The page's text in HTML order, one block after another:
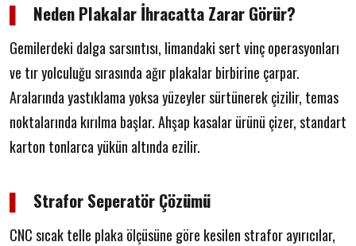
▌ Neden Plakalar İhracatta Zarar Görür?
Gemilerdeki dalga sarsıntısı, limandaki sert vinç operasyonları
ve tır yolculuğu sırasında ağır plakalar birbirine çarpar.
Aralarında yastıklama yoksa yüzeyler sürtünerek çizilir, temas
noktalarında kırılma başlar. Ahşap kasalar ürünü çizer, standart
karton tonlarca yükün altında ezilir.
▌ Strafor Seperatör Çözümü
CNC sıcak telle plaka ölçüsüne göre kesilen strafor ayırıcılar,